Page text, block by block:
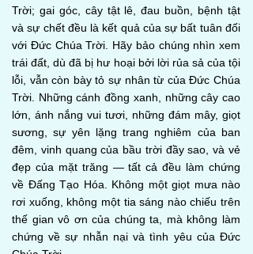
Trời; gai góc, cây tật lê, đau buồn, bệnh tật
và sự chết đều là kết quả của sự bất tuân đối
với Đức Chúa Trời. Hãy bảo chúng nhìn xem
trái đất, dù đã bị hư hoại bởi lời rủa sả của tội
lỗi, vẫn còn bày tỏ sự nhân từ của Đức Chúa
Trời. Những cánh đồng xanh, những cây cao
lớn, ánh nắng vui tươi, những đám mây, giọt
sương, sự yên lặng trang nghiêm của ban
đêm, vinh quang của bầu trời đầy sao, và vẻ
đẹp của mặt trăng — tất cả đều làm chứng
về Đấng Tạo Hóa. Không một giọt mưa nào
rơi xuống, không một tia sáng nào chiếu trên
thế gian vô ơn của chúng ta, mà không làm
chứng về sự nhẫn nại và tình yêu của Đức